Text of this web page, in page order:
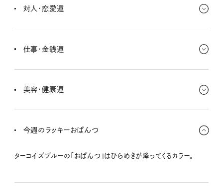
ってる自分がいそう。仲間と何かを始めるもよし、自分の未来に向け
対人・恋愛運
ャンスが広がるみたい。恋愛は意外な人が味方って展開。会話が弾
仕事・金銭運
ランスも運気に関係するよ。仕事ではちょっとしたアイデアが評価さ
美容・健康運
とくに意識してみて。香りや空間の清潔感が気分を左右するから、
今週のラッキーおぱんつ
ターコイズブルーの「おぱんつ」はひらめきが降ってくるカラー。